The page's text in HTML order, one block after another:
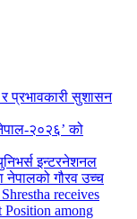
र प्रभावकारी सुशासन
२०२६’ को
इन्टरनेशनल
नेपालको गौरव उच्च
receives
Position among